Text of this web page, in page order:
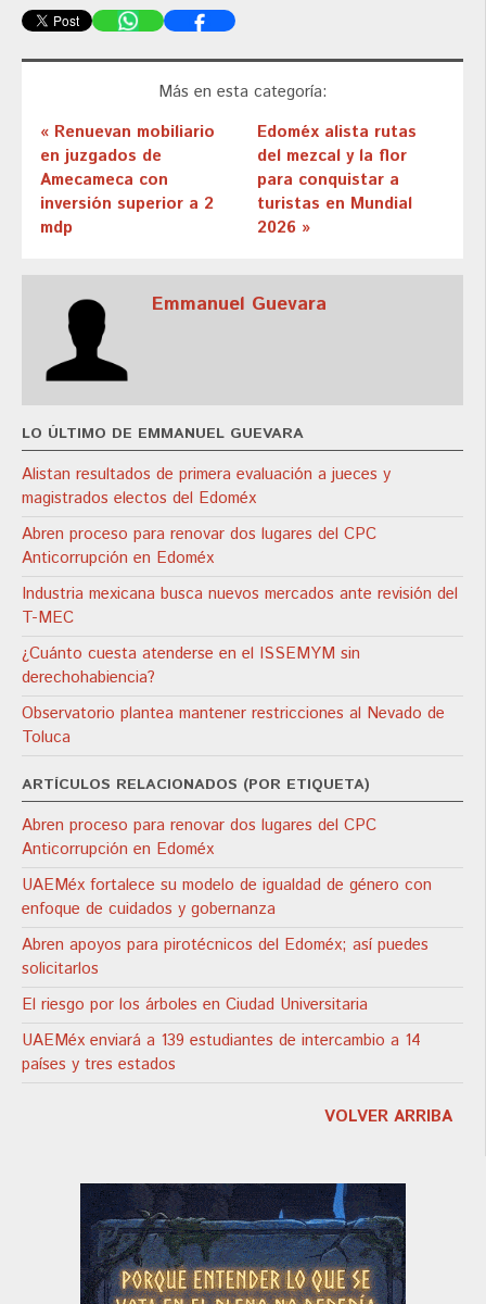
Más en esta categoría:
« Renuevan mobiliario
en juzgados de
Amecameca con
inversión superior a 2
mdp
Edoméx alista rutas
del mezcal y la flor
para conquistar a
turistas en Mundial
2026 »
Emmanuel Guevara
LO ÚLTIMO DE EMMANUEL GUEVARA
Alistan resultados de primera evaluación a jueces y
magistrados electos del Edoméx
Abren proceso para renovar dos lugares del CPC
Anticorrupción en Edoméx
Industria mexicana busca nuevos mercados ante revisión del
T-MEC
¿Cuánto cuesta atenderse en el ISSEMYM sin
derechohabiencia?
Observatorio plantea mantener restricciones al Nevado de
Toluca
ARTÍCULOS RELACIONADOS (POR ETIQUETA)
Abren proceso para renovar dos lugares del CPC
Anticorrupción en Edoméx
UAEMéx fortalece su modelo de igualdad de género con
enfoque de cuidados y gobernanza
Abren apoyos para pirotécnicos del Edoméx; así puedes
solicitarlos
El riesgo por los árboles en Ciudad Universitaria
UAEMéx enviará a 139 estudiantes de intercambio a 14
países y tres estados
VOLVER ARRIBA